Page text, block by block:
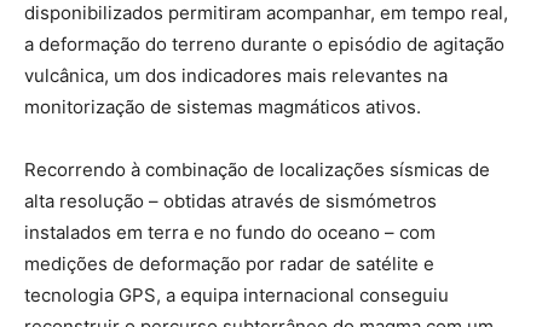
disponibilizados permitiram acompanhar, em tempo real,
a deformação do terreno durante o episódio de agitação
vulcânica, um dos indicadores mais relevantes na
monitorização de sistemas magmáticos ativos.
Recorrendo à combinação de localizações sísmicas de
alta resolução – obtidas através de sismómetros
instalados em terra e no fundo do oceano – com
medições de deformação por radar de satélite e
tecnologia GPS, a equipa internacional conseguiu